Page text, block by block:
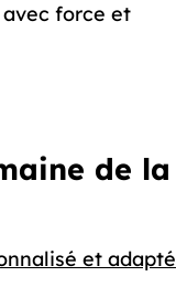
force et
de la
et adapté